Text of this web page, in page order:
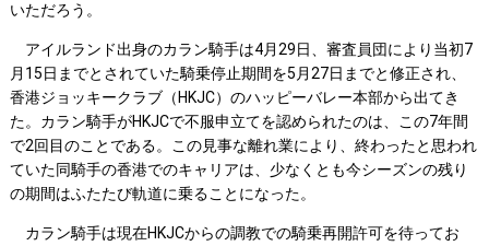
いただろう。
アイルランド出身のカラン騎手は4月29日、審査員団により当初7
月15日までとされていた騎乗停止期間を5月27日までと修正され、
香港ジョッキークラブ（HKJC）のハッピーバレー本部から出てき
た。カラン騎手がHKJCで不服申立てを認められたのは、この7年間
で2回目のことである。この見事な離れ業により、終わったと思われ
ていた同騎手の香港でのキャリアは、少なくとも今シーズンの残り
の期間はふたたび軌道に乗ることになった。
カラン騎手は現在HKJCからの調教での騎乗再開許可を待ってお